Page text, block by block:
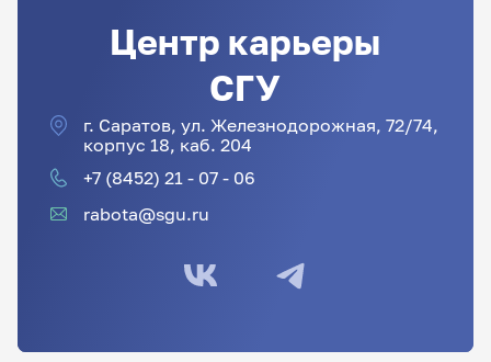
Центр карьеры
СГУ
г. Саратов, ул. Железнодорожная, 72/74,
корпус 18, каб. 204
+7 (8452) 21 - 07 - 06
rabota@sgu.ru